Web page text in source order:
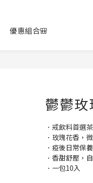
優惠組合🎒
鬱鬱玫
．戒飲料首選茶
．玫瑰花香，
．疫後日常保養
．香甜舒壓，
．一包10入